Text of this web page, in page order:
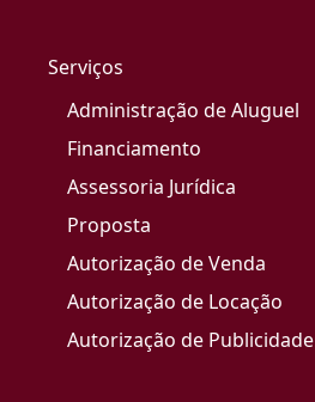
Serviços
Administração de Aluguel
Financiamento
Assessoria Jurídica
Proposta
Autorização de Venda
Autorização de Locação
Autorização de Publicidade